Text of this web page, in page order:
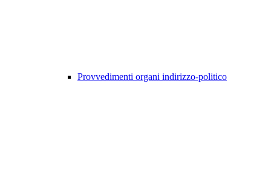
Provvedimenti organi indirizzo-politico